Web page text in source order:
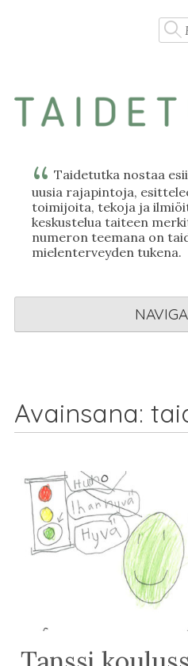
Taidetutka nostaa
uusia rajapintoja,
toimijoita, tekoja ja
keskustelua taiteen
numeron teemana on
mielenterveyden tukena.
Avainsana: